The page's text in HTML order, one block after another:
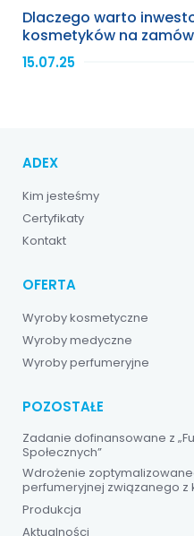
Dlaczego warto
kosmetyków na
15.07.25
ADEX
Kim jesteśmy
Certyfikaty
Kontakt
OFERTA
Wyroby kosmetyczne
Wyroby medyczne
Wyroby perfumeryjne
POZOSTAŁE
Zadanie dofinansowane z
Społecznych”
Wdrożenie
perfumeryjnej związanego
Produkcja
Aktualności